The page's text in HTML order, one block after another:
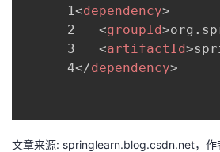
      1
<dependency>
      2
<groupId>
      3
<artifactId>
      4
</dependency>
文章来源: springlearn.blog.csdn.net，作